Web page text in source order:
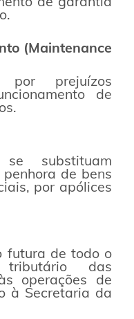
(Maintenance
por prejuízos
de
substituam
de bens
por apólices
futura de todo o
das
operações de
à Secretaria da